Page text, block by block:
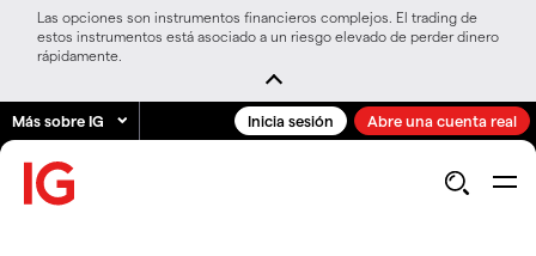
Las opciones son instrumentos financieros complejos. El trading de
estos instrumentos está asociado a un riesgo elevado de perder dinero
rápidamente.
Más sobre IG Inicia sesión Abre una cuenta real